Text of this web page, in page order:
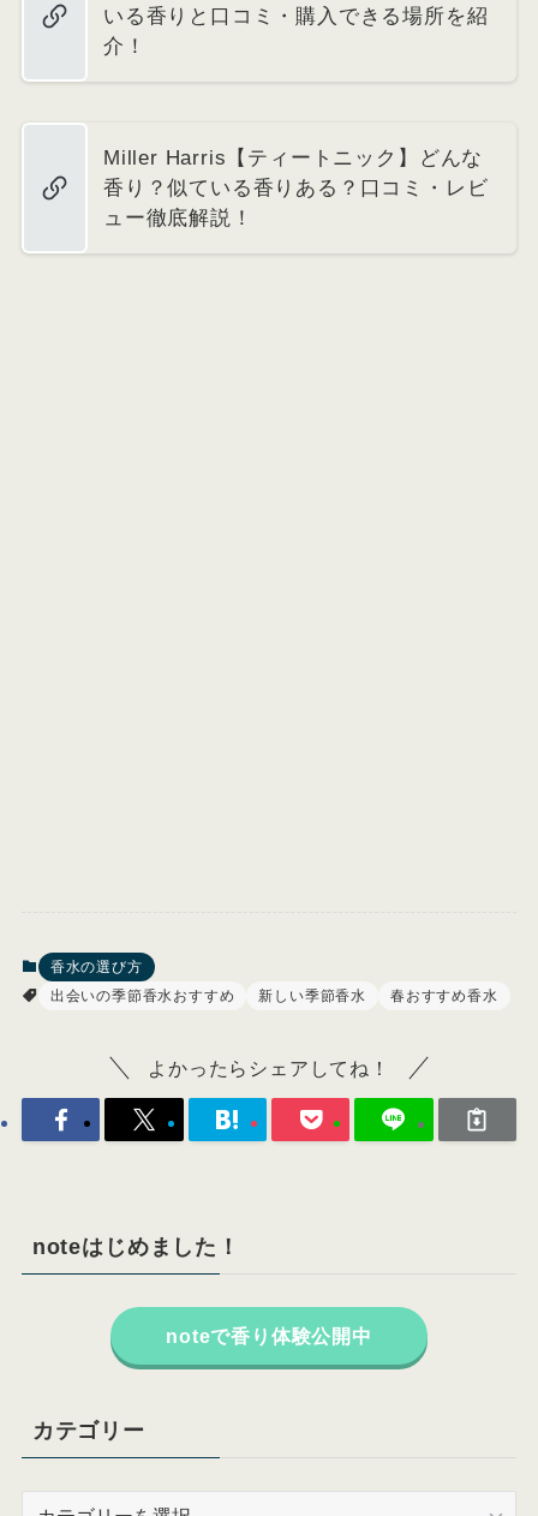
いる香りと口コミ・購入できる場所を紹
介！
Miller Harris【ティートニック】どんな
香り？似ている香りある？口コミ・レビ
ュー徹底解説！
香水の選び方
出会いの季節香水おすすめ
新しい季節香水 春おすすめ香水
よかったらシェアしてね！
noteはじめました！
noteで香り体験公開中
カテゴリー